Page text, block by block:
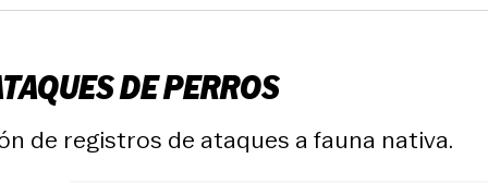
DE PERROS
de registros de ataques a fauna nativa.